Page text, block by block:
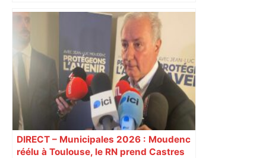
DIRECT – Municipales 2026 : Moudenc
réélu à Toulouse, le RN prend Castres